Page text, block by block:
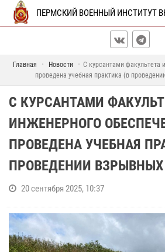
ПЕРМСКИЙ ВОЕННЫЙ ИНСТИТУТ
Главная Новости
С курсантами факультета
проведена учебная практика (в
С КУРСАНТАМИ
ИНЖЕНЕРНОГО
ПРОВЕДЕНА УЧЕБНАЯ
ПРОВЕДЕНИИ ВЗРЫВНЫХ
20 сентября 2025, 10:37